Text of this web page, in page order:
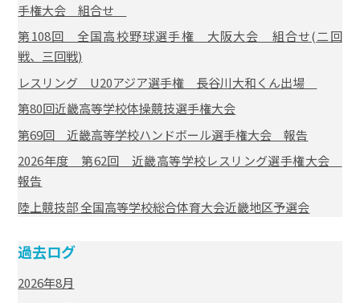
手権大会 組合せ
第108回 全国高校野球選手権 大阪大会 組合せ(二回
戦、三回戦)
レスリング U20アジア選手権 長谷川大和くん出場
第80回近畿高等学校体操競技選手権大会
第69回 近畿高等学校ハンドボール選手権大会 報告
2026年度 第62回 近畿高等学校レスリング選手権大会
報告
陸上競技部 全国高等学校総合体育大会近畿地区予選会
過去ログ
2026年8月